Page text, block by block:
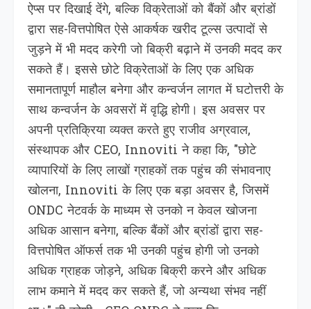
ऐप्स पर दिखाई देंगे, बल्कि विक्रेताओं को बैंकों और ब्रांडों
द्वारा सह-वित्तपोषित ऐसे आकर्षक खरीद टूल्स उत्पादों से
जुड़ने में भी मदद करेगी जो बिक्री बढ़ाने में उनकी मदद कर
सकते हैं। इससे छोटे विक्रेताओं के लिए एक अधिक
समानतापूर्ण माहौल बनेगा और कन्वर्जन लागत में घटोत्तरी के
साथ कन्वर्जन के अवसरों में वृद्धि होगी। इस अवसर पर
अपनी प्रतिक्रिया व्यक्त करते हुए राजीव अग्रवाल,
संस्थापक और CEO, Innoviti ने कहा कि, "छोटे
व्यापारियों के लिए लाखों ग्राहकों तक पहुंच की संभावनाए
खोलना, Innoviti के लिए एक बड़ा अवसर है, जिसमें
ONDC नेटवर्क के माध्यम से उनको न केवल खोजना
अधिक आसान बनेगा, बल्कि बैंकों और ब्रांडों द्वारा सह-
वित्तपोषित ऑफर्स तक भी उनकी पहुंच होगी जो उनको
अधिक ग्राहक जोड़ने, अधिक बिक्री करने और अधिक
लाभ कमाने में मदद कर सकते हैं, जो अन्यथा संभव नहीं